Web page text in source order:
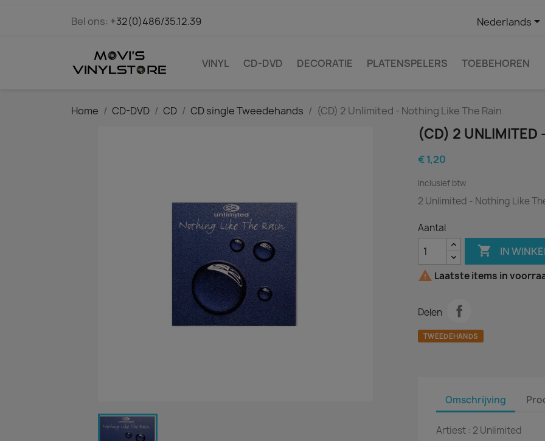
Bel ons: +32(0)486/35.12.39 Nederlands
VINYL CD-DVD DECORATIE PLATENSPELERS TOEBEHOREN
Home CD-DVD CD CD single Tweedehands (CD) 2 Unlimited - Nothing Like The Rain
(CD) 2 UNLIMITED
€ 1,20
Inclusief btw
2 Unlimited - Nothing Like
Aantal
 IN
 Laatste items in
Delen
TWEEDEHANDS
Omschrijving
Artiest : 2 Unlimited